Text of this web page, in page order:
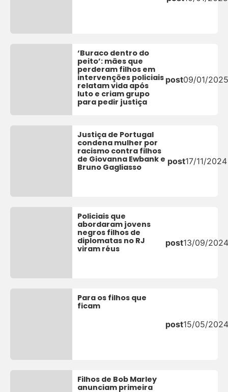
‘Buraco dentro do
peito’: mães que
perderam filhos em
intervenções policiais
relatam vida após
luto e criam grupo
para pedir justiça
post09/01/
Justiça de Portugal
condena mulher por
racismo contra filhos
de Giovanna Ewbank e
Bruno Gagliasso
post17/11/2024
Policiais que
abordaram jovens
negros filhos de
diplomatas no RJ
viram réus
post13/09/
Para os filhos que
ficam
post15/05/
Filhos de Bob Marley
anunciam primeira